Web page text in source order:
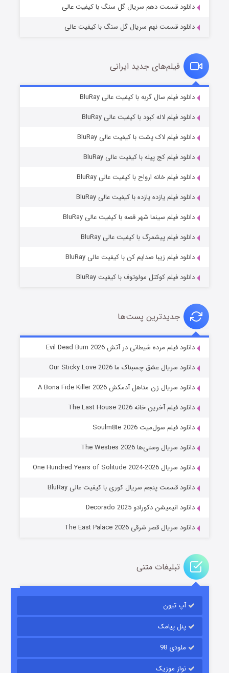
قسمت۶ (زیرنویس) منتشر شد
شوهر
قسمت۲ (زیرنویس) منتشر شد
دانلود قسمت دهم سریال گل سنگ با کیفیت عالی
دانلود قسمت نهم سریال گل سنگ با کیفیت عالی
فیلم‌های جدید ایرانی
دانلود فیلم سال گربه با کیفیت عالی BluRay
دانلود فیلم لاله کبود با کیفیت عالی BluRay
دانلود فیلم لاک پشت با کیفیت عالی BluRay
دانلود فیلم کج‌ پیله با کیفیت عالی BluRay
دانلود فیلم خانه ارواح با کیفیت عالی BluRay
دانلود فیلم یازده یازده با کیفیت عالی BluRay
دانلود فیلم سینما شهر قصه با کیفیت عالی BluRay
دانلود فیلم پیشمرگ با کیفیت عالی BluRay
دانلود فیلم زیبا صدایم کن با کیفیت عالی BluRay
دانلود فیلم کوکتل مولوتوف با کیفیت BluRay
جدیدترین پست‌ها
دانلود فیلم مرده شیطانی در آتش Evil Dead Burn 2026
دانلود سریال عشق چسبناک ما Our Sticky Love 2026
دانلود سریال زن متاهل آدمکش A Bona Fide Killer 2026
دانلود فیلم آخرین خانه The Last House 2026
دانلود فیلم سول‌میت Soulm8te 2026
دانلود سریال وستی‌ها The Westies 2026
دانلود سریال One Hundred Years of Solitude 2024-2026
دانلود قسمت پنجم سریال کوری با کیفیت عالی BluRay
دانلود انیمیشن دکورادو Decorado 2025
دانلود سریال قصر شرقی The East Palace 2026
تبلیغات متنی
آپ تیون
پنل پیامک
ملودی 98
نواز موزیک